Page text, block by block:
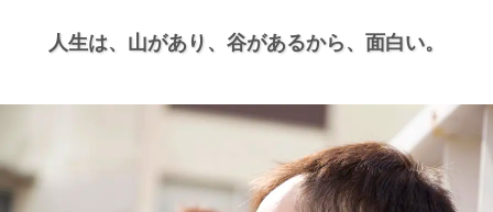
人生は、 山があり、 谷があるから、 面白い。